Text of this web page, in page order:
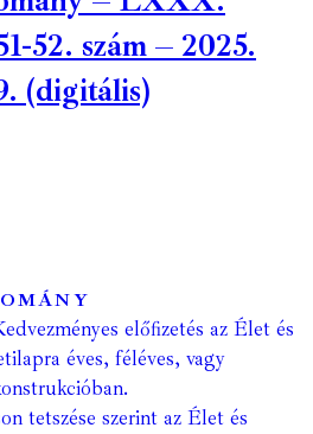
52. szám – 2025.
(digitális)
előfizetés az Élet és
éves, féléves, vagy
tetszése szerint az Élet és